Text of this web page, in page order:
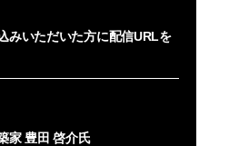
みいただいた方に配信URLを
家 豊田 啓介氏